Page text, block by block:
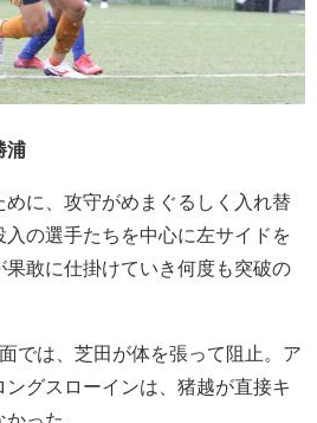
浦
に、攻守がめまぐるしく入れ替
の選手たちを中心に左サイドを
敢に仕掛けていき何度も突破の
では、芝田が体を張って阻止。ア
グスローインは、猪越が直接キ